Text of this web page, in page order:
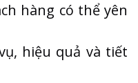
hàng có thể yên
hiệu quả và tiết